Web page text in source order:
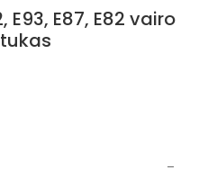
E93, E87, E82 vairo
–